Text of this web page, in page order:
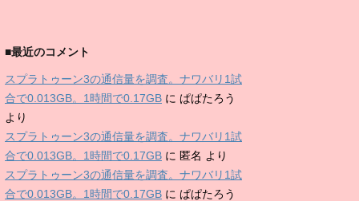
■最近のコメント
スプラトゥーン3の通信量を調査。ナワバリ1試
合で0.013GB。1時間で0.17GB に ぱぱたろう
より
スプラトゥーン3の通信量を調査。ナワバリ1試
合で0.013GB。1時間で0.17GB に 匿名 より
スプラトゥーン3の通信量を調査。ナワバリ1試
合で0.013GB。1時間で0.17GB に ぱぱたろう